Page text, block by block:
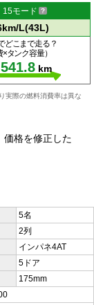
15モード
L(43L)
どこまで走る？
×タンク容量）
541.8 km
実際の燃料消費率は異な
価格を修正した
5名
2列
インパネ4AT
5ドア
175mm